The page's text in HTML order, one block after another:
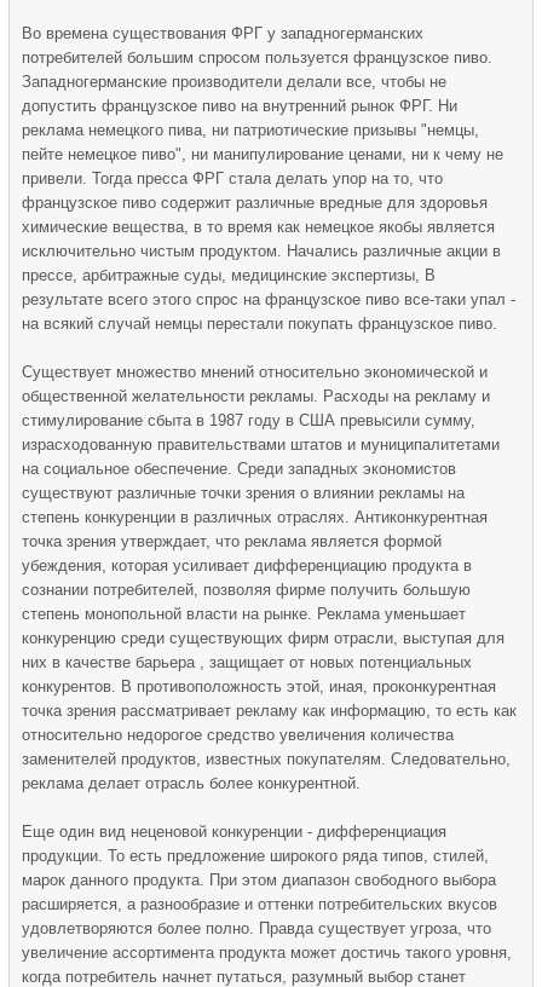
Во времена существования ФРГ у западногерманских
потребителей большим спросом пользуется французское пиво.
Западногерманские производители делали все, чтобы не
допустить французское пиво на внутренний рынок ФРГ. Ни
реклама немецкого пива, ни патриотические призывы "немцы,
пейте немецкое пиво", ни манипулирование ценами, ни к чему не
привели. Тогда пресса ФРГ стала делать упор на то, что
французское пиво содержит различные вредные для здоровья
химические вещества, в то время как немецкое якобы является
исключительно чистым продуктом. Начались различные акции в
прессе, арбитражные суды, медицинские экспертизы, В
результате всего этого спрос на французское пиво все-таки упал -
на всякий случай немцы перестали покупать французское пиво.
Существует множество мнений относительно экономической и
общественной желательности рекламы. Расходы на рекламу и
стимулирование сбыта в 1987 году в США превысили сумму,
израсходованную правительствами штатов и муниципалитетами
на социальное обеспечение. Среди западных экономистов
существуют различные точки зрения о влиянии рекламы на
степень конкуренции в различных отраслях. Антиконкурентная
точка зрения утверждает, что реклама является формой
убеждения, которая усиливает дифференциацию продукта в
сознании потребителей, позволяя фирме получить большую
степень монопольной власти на рынке. Реклама уменьшает
конкуренцию среди существующих фирм отрасли, выступая для
них в качестве барьера , защищает от новых потенциальных
конкурентов. В противоположность этой, иная, проконкурентная
точка зрения рассматривает рекламу как информацию, то есть как
относительно недорогое средство увеличения количества
заменителей продуктов, известных покупателям. Следовательно,
реклама делает отрасль более конкурентной.
Еще один вид неценовой конкуренции - дифференциация
продукции. То есть предложение широкого ряда типов, стилей,
марок данного продукта. При этом диапазон свободного выбора
расширяется, а разнообразие и оттенки потребительских вкусов
удовлетворяются более полно. Правда существует угроза, что
увеличение ассортимента продукта может достичь такого уровня,
когда потребитель начнет путаться, разумный выбор станет